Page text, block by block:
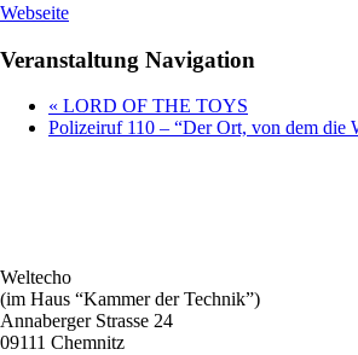
Webseite
Veranstaltung Navigation
« LORD OF THE TOYS
Polizeiruf 110 – “Der Ort, von dem die
Weltecho
(im Haus “Kammer der Technik”)
Annaberger Strasse 24
09111 Chemnitz